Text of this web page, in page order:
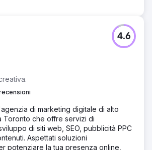
4.6
di marketing digitale di alto
Toronto che offre servizi di
di siti web, SEO, pubblicità PPC
Aspettati soluzioni
potenziare la tua presenza online,